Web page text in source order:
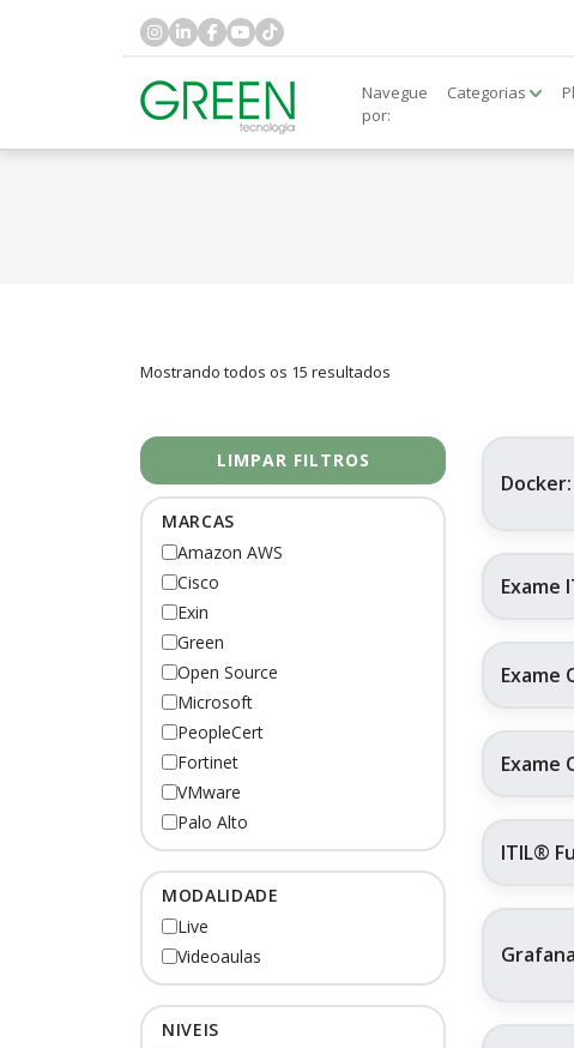
Navegue
por:
Categorias
Mostrando todos os 15 resultados
LIMPAR FILTROS
MARCAS
Amazon AWS
Cisco
Exin
Green
Open Source
Microsoft
PeopleCert
Fortinet
VMware
Palo Alto
MODALIDADE
Live
Videoaulas
NIVEIS
Exame
Exame
Exame
ITIL®